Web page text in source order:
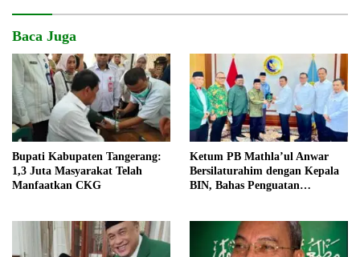
Baca Juga
Bupati Kabupaten Tangerang:
1,3 Juta Masyarakat Telah
Manfaatkan CKG
Ketum PB Mathla’ul Anwar
Bersilaturahim dengan Kepala
BIN, Bahas Penguatan